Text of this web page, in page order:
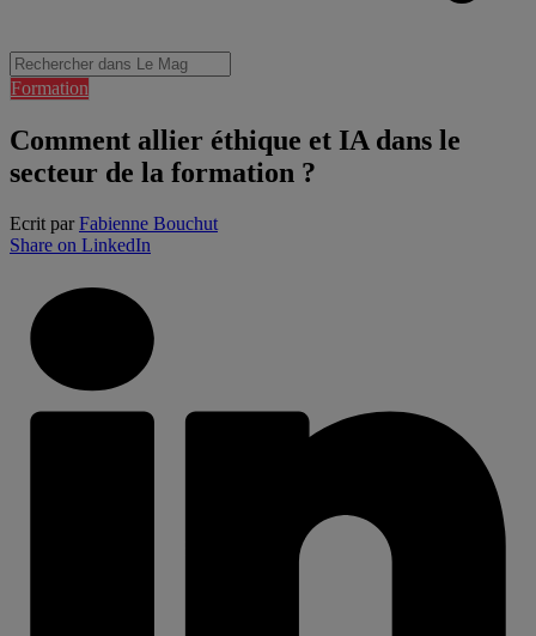
Formation
Comment allier éthique et IA dans le
secteur de la formation ?
Ecrit parFabienne Bouchut
Share on LinkedIn